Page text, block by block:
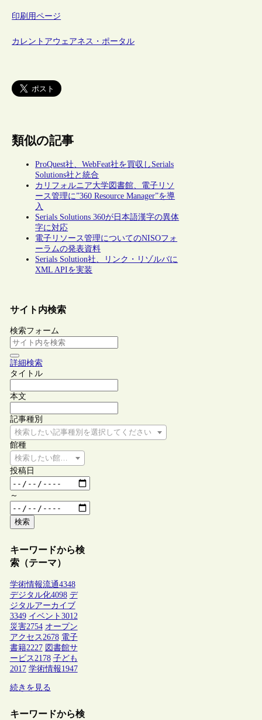
印刷用ページ
カレントアウェアネス・ポータル
類似の記事
ProQuest社、WebFeat社を買収しSerials
Solutions社と統合
カリフォルニア大学図書館、電子リソ
ース管理に”360 Resource Manager”を導
入
Serials Solutions 360が日本語漢字の異体
字に対応
電子リソース管理についてのNISOフォ
ーラムの発表資料
Serials Solution社、リンク・リゾルバに
XML APIを実装
サイト内検索
検索フォーム
詳細検索
タイトル
本文
記事種別
検索したい記事種別を選択してください
館種
検索したい館種を選択してください
投稿日
～
検索
キーワードから検
索（テーマ）
学術情報流通4348
デジタル化4098 デ
ジタルアーカイブ
3349 イベント 3012
災害2754 オープン
アクセス 2678 電子
書籍2227 図書館サ
ービス 2178 子ども
2017 学術情報1947
続きを見る
キーワードから検